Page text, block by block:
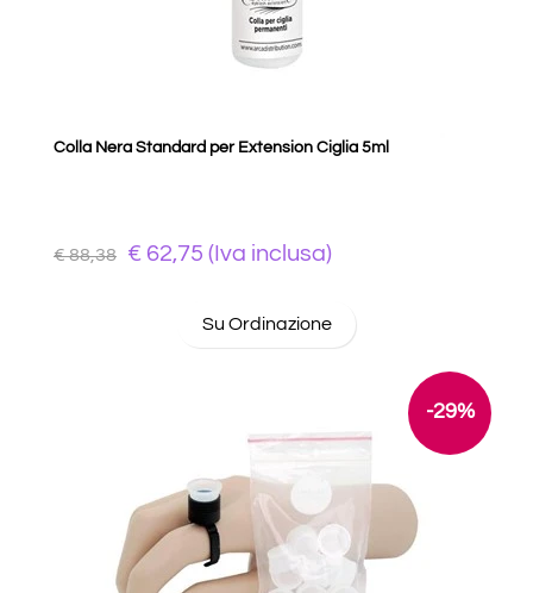
Colla Nera Standard per Extension Ciglia 5ml
€ 88,38 € 62,75 (Iva inclusa)
Su Ordinazione
-29%